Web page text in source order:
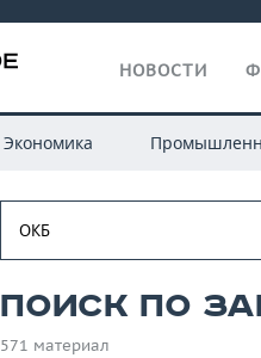
НОВОСТИ
Экономика
Поиск по
571 материал